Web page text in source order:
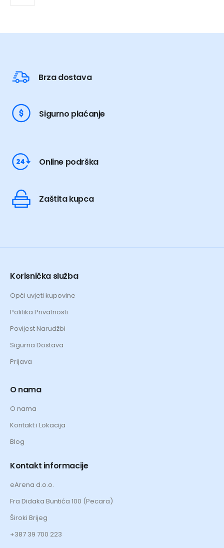
Brza dostava
Sigurno plaćanje
Online podrška
Zaštita kupca
Korisnička služba
Opći uvjeti kupovine
Politika Privatnosti
Povijest Narudžbi
Sigurna Dostava
Prijava
O nama
O nama
Kontakt i Lokacija
Blog
Kontakt informacije
eArena d.o.o.
Fra Didaka Buntića 100 (Pecara)
Široki Brijeg
+387 39 700 223